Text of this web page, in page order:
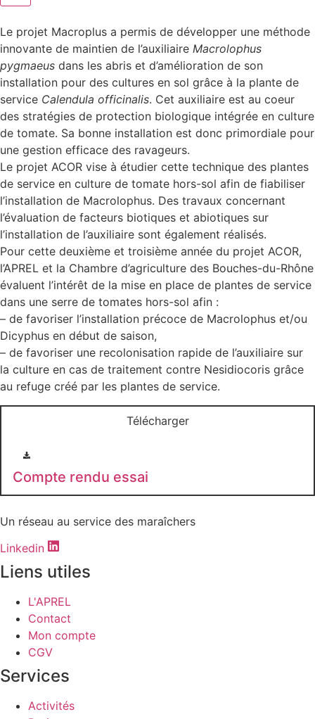
Le projet Macroplus a permis de développer une méthode
innovante de maintien de l’auxiliaire Macrolophus
pygmaeus dans les abris et d’amélioration de son
installation pour des cultures en sol grâce à la plante de
service Calendula officinalis. Cet auxiliaire est au coeur
des stratégies de protection biologique intégrée en culture
de tomate. Sa bonne installation est donc primordiale pour
une gestion efficace des ravageurs.
Le projet ACOR vise à étudier cette technique des plantes
de service en culture de tomate hors-sol afin de fiabiliser
l’installation de Macrolophus. Des travaux concernant
l’évaluation de facteurs biotiques et abiotiques sur
l’installation de l’auxiliaire sont également réalisés.
Pour cette deuxième et troisième année du projet ACOR,
l’APREL et la Chambre d’agriculture des Bouches-du-Rhône
évaluent l’intérêt de la mise en place de plantes de service
dans une serre de tomates hors-sol afin :
– de favoriser l’installation précoce de Macrolophus et/ou
Dicyphus en début de saison,
– de favoriser une recolonisation rapide de l’auxiliaire sur
la culture en cas de traitement contre Nesidiocoris grâce
au refuge créé par les plantes de service.
Télécharger
Compte rendu essai
Un réseau au service des maraîchers
Linkedin
Liens utiles
L'APREL
Contact
Mon compte
CGV
Services
Activités